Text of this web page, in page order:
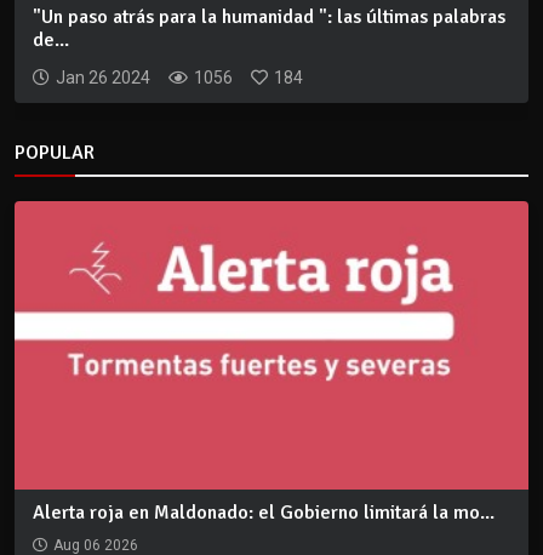
"Un paso atrás para la humanidad ": las últimas palabras
de...
Jan 26 2024 1056 184
POPULAR
Alerta roja en Maldonado: el Gobierno limitará la mo...
Aug 06 2026